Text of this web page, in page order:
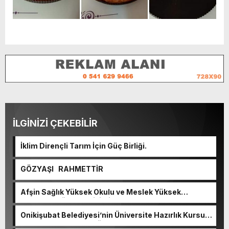
İLGİNİZİ ÇEKEBİLİR
İklim Dirençli Tarım İçin Güç Birliği.
GÖZYAŞI RAHMETTİR
Afşin Sağlık Yüksek Okulu ve Meslek Yüksek
Okulunda görev değişimi!
Onikişubat Belediyesi’nin Üniversite Hazırlık Kursu
başvurularında son gün 7 Ağustos.